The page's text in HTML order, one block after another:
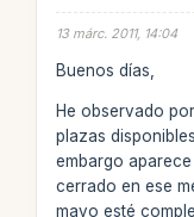
13 márc. 2011, 14:04
Buenos días,
He observado
plazas
embargo
cerrado en ese
mayo esté